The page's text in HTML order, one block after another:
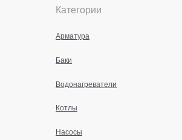
Категории
Арматура
Баки
Водонагреватели
Котлы
Насосы